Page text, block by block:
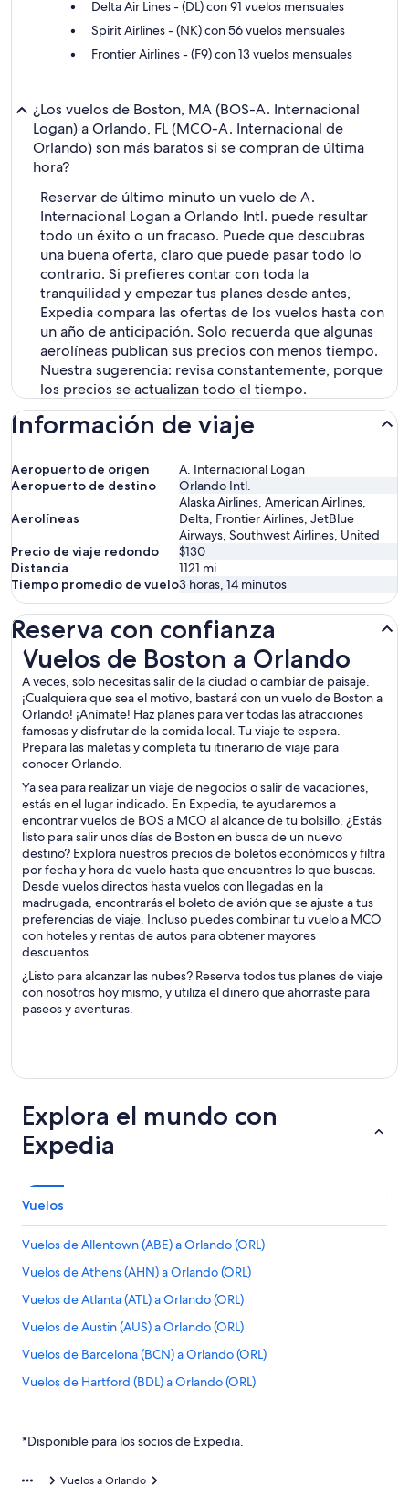
Delta Air Lines - (DL) con 91 vuelos mensuales
Spirit Airlines - (NK) con 56 vuelos mensuales
Frontier Airlines - (F9) con 13 vuelos mensuales
¿Los vuelos de Boston, MA (BOS-A. Internacional
Logan) a Orlando, FL (MCO-A. Internacional de
Orlando) son más baratos si se compran de última
hora?
Reservar de último minuto un vuelo de A.
Internacional Logan a Orlando Intl. puede resultar
todo un éxito o un fracaso. Puede que descubras
una buena oferta, claro que puede pasar todo lo
contrario. Si prefieres contar con toda la
tranquilidad y empezar tus planes desde antes,
Expedia compara las ofertas de los vuelos hasta con
un año de anticipación. Solo recuerda que algunas
aerolíneas publican sus precios con menos tiempo.
Nuestra sugerencia: revisa constantemente, porque
los precios se actualizan todo el tiempo.
Información de viaje
Aeropuerto de origen
A. Internacional Logan
Aeropuerto de destino
Orlando Intl.
Aerolíneas
Alaska Airlines, American Airlines,
Delta, Frontier Airlines, JetBlue
Airways, Southwest Airlines, United
Precio de viaje redondo
$130
Distancia
1121 mi
Tiempo promedio de vuelo3 horas, 14 minutos
Reserva con confianza
Vuelos de Boston a Orlando
A veces, solo necesitas salir de la ciudad o cambiar de paisaje.
¡Cualquiera que sea el motivo, bastará con un vuelo de Boston a
Orlando! ¡Anímate! Haz planes para ver todas las atracciones
famosas y disfrutar de la comida local. Tu viaje te espera.
Prepara las maletas y completa tu itinerario de viaje para
conocer Orlando.
Ya sea para realizar un viaje de negocios o salir de vacaciones,
estás en el lugar indicado. En Expedia, te ayudaremos a
encontrar vuelos de BOS a MCO al alcance de tu bolsillo. ¿Estás
listo para salir unos días de Boston en busca de un nuevo
destino? Explora nuestros precios de boletos económicos y filtra
por fecha y hora de vuelo hasta que encuentres lo que buscas.
Desde vuelos directos hasta vuelos con llegadas en la
madrugada, encontrarás el boleto de avión que se ajuste a tus
preferencias de viaje. Incluso puedes combinar tu vuelo a MCO
con hoteles y rentas de autos para obtener mayores
descuentos.
¿Listo para alcanzar las nubes? Reserva todos tus planes de viaje
con nosotros hoy mismo, y utiliza el dinero que ahorraste para
paseos y aventuras.
Vuelos de Boston a Orlando
Explora el mundo con
Expedia
Vuelos
Vuelos de Allentown (ABE) a Orlando (ORL)
Vuelos de Athens (AHN) a Orlando (ORL)
Vuelos de Atlanta (ATL) a Orlando (ORL)
Vuelos de Austin (AUS) a Orlando (ORL)
Vuelos de Barcelona (BCN) a Orlando (ORL)
Vuelos de Hartford (BDL) a Orlando (ORL)
Vuelos de Aeropuerto Internacional de Bogotá-El Dorado
(BOG) a Orlando (ORL)
Vuelos de Boise (BOI) a Orlando (ORL)
*Disponible para los socios de Expedia.
Vuelos a Orlando